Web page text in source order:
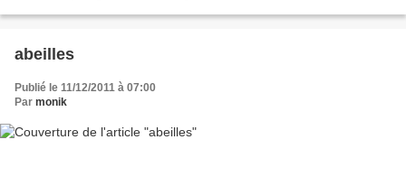
abeilles
Publié le 11/12/2011 à 07:00
Par monik